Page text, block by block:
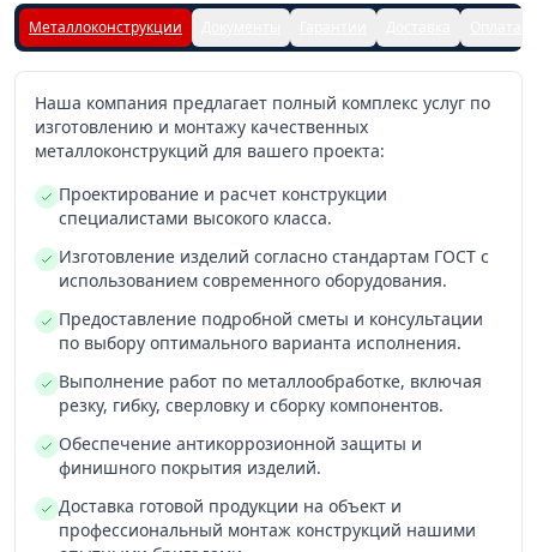
Металлоконструкции
Наша компания предлагает полный комплекс услуг по
изготовлению и монтажу качественных
металлоконструкций для вашего проекта:
Проектирование и расчет конструкции
специалистами высокого класса.
Изготовление изделий согласно стандартам ГОСТ с
использованием современного оборудования.
Предоставление подробной сметы и консультации
по выбору оптимального варианта исполнения.
Выполнение работ по металлообработке, включая
резку, гибку, сверловку и сборку компонентов.
Обеспечение антикоррозионной защиты и
финишного покрытия изделий.
Доставка готовой продукции на объект и
профессиональный монтаж конструкций нашими